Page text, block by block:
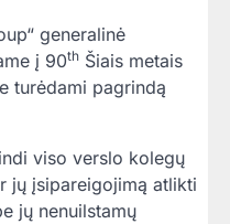
generalinė
į 90th Šiais metais
turėdami pagrindą
viso verslo kolegų
jų įsipareigojimą atlikti
jų nenuilstamų